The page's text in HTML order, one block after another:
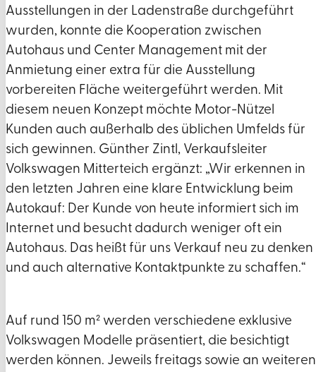
Ausstellungen in der Ladenstraße durchgeführt
wurden, konnte die Kooperation zwischen
Autohaus und Center Management mit der
Anmietung einer extra für die Ausstellung
vorbereiten Fläche weitergeführt werden. Mit
diesem neuen Konzept möchte Motor-Nützel
Kunden auch außerhalb des üblichen Umfelds für
sich gewinnen. Günther Zintl, Verkaufsleiter
Volkswagen Mitterteich ergänzt: „Wir erkennen in
den letzten Jahren eine klare Entwicklung beim
Autokauf: Der Kunde von heute informiert sich im
Internet und besucht dadurch weniger oft ein
Autohaus. Das heißt für uns Verkauf neu zu denken
und auch alternative Kontaktpunkte zu schaffen.“
Auf rund 150 m² werden verschiedene exklusive
Volkswagen Modelle präsentiert, die besichtigt
werden können. Jeweils freitags sowie an weiteren